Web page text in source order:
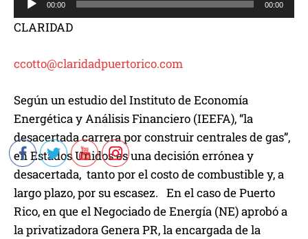
e
p
o
d
u
c
t
o
r
d
e
00:00 00:00
CLARIDAD
ccotto@claridadpuertorico.com
Según un estudio del Instituto de Economía
Energética y Análisis Financiero (IEEFA), “la
desacertada carrera por construir centrales de gas”,
en Estados Unidos es una decisión errónea y
desacertada, tanto por el costo de combustible y, a
largo plazo, por su escasez. En el caso de Puerto
Rico, en que el Negociado de Energía (NE) aprobó a
la privatizadora Genera PR, la encargada de la